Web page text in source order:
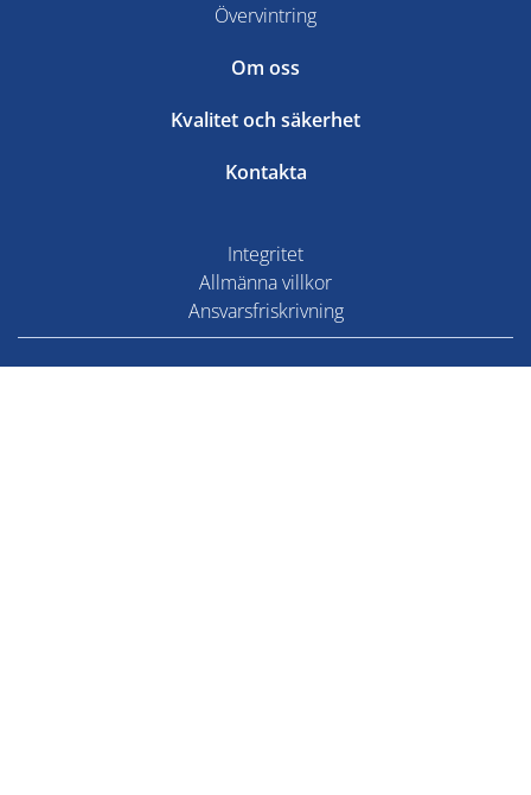
Övervintring
Om oss
Kvalitet och säkerhet
Kontakta
Integritet
Allmänna villkor
Ansvarsfriskrivning